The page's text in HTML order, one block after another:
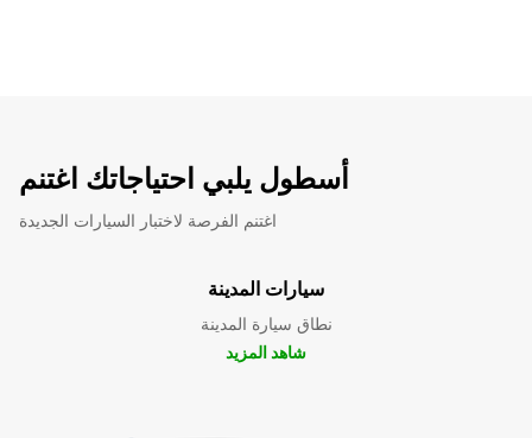
أسطول يلبي احتياجاتك اغتنم
اغتنم الفرصة لاختبار السيارات الجديدة
سيارات المدينة
نطاق سيارة المدينة
شاهد المزيد